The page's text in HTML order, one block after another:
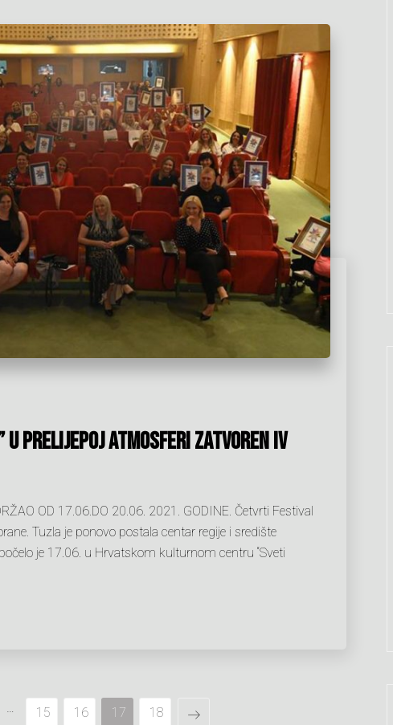
PRELIJEPOJ ATMOSFERI ZATVOREN IV
OD 17.06.DO 20.06. 2021. GODINE. Četvrti Festival
Tuzla je ponovo postala centar regije i središte
je 17.06. u Hrvatskom kulturnom centru “Sveti
15 16 17 18